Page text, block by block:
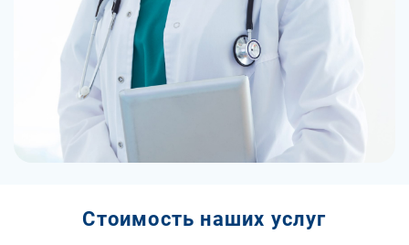
Стоимость наших услуг